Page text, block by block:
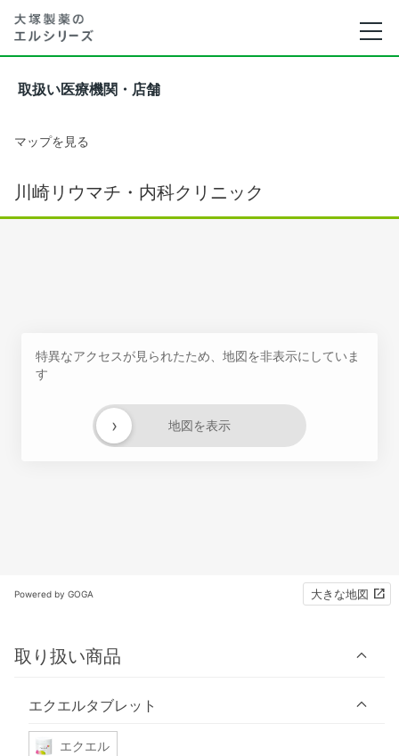
取扱い医療機関・店舗
マップを見る
川崎リウマチ・内科クリニック
特異なアクセスが見られたため、地図を非表示にしていま
す
地図を表示
›
Powered by GOGA 大きな地図
取り扱い商品
エクエルタブレット
エクエル